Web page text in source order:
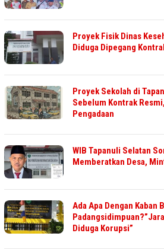
Proyek Fisik Dinas
Diduga Dipegang
Proyek Sekolah di
Sebelum Kontrak
Pengadaan
WIB Tapanuli Selatan
Memberatkan Desa,
Ada Apa Dengan Kaban
Diduga Korupsi”